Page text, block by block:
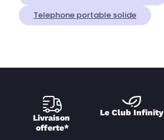
Telephone portable solide
Livraison
offerte*
Le Club Infinity